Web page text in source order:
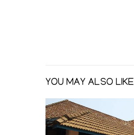
YOU MAY ALSO LIKE